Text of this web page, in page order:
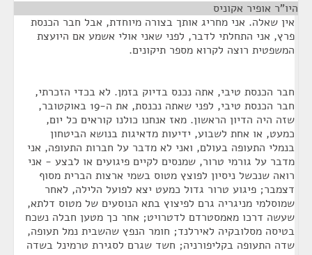
היו"ר אופיר אקוניס
אין שאלה. אני מחריג אותך בצורה מיוחדת, אבל חבר הכנסת
פרץ, אני התחלתי לדבר, לפני שאני אולי אשמע אם היועצת
המשפטית רוצה לקרוא מספר תיקונים.
חבר הכנסת טיבי, אתה נכנס בדיוק בזמן. לא בכדי הזכרתי,
חבר הכנסת טיבי, לפני שאתה נכנסת, את ה-19 באוקטובר,
שזה היה הדיון הראשון. מאז אנחנו כולנו קוראים כל יום,
כמעט, או אחת לשבוע, ידיעות מדאיגות בנושא הביטחון
בנמלי התעופה בעולם, ואני לא מדבר על חברות התעופה, אני
מדבר על גורמי טרור, שמנסים לקיים פיגועים או לבצע - אני
רואה שנכשל ניסיון לפוצץ מטוס בשמי ארצות הברית מסוף
דצמבר; פיגוע טרור גדול כמעט יצא לפועל הלילה, לאחר
שמוסלמי מניגריה גרם לפיצוץ בתא הנוסעים של מטוס דלתא,
שעשה דרכו מאמסטרדם לדטרויט; אחר כך מטען חבלה נשכח
בטיסה מסלובקיה לאירלנד; חומר הנפץ שהשבית נמל תעופה,
שדה התעופה בקליפורניה; חשד שגרם לסגירת טרמינל בשדה